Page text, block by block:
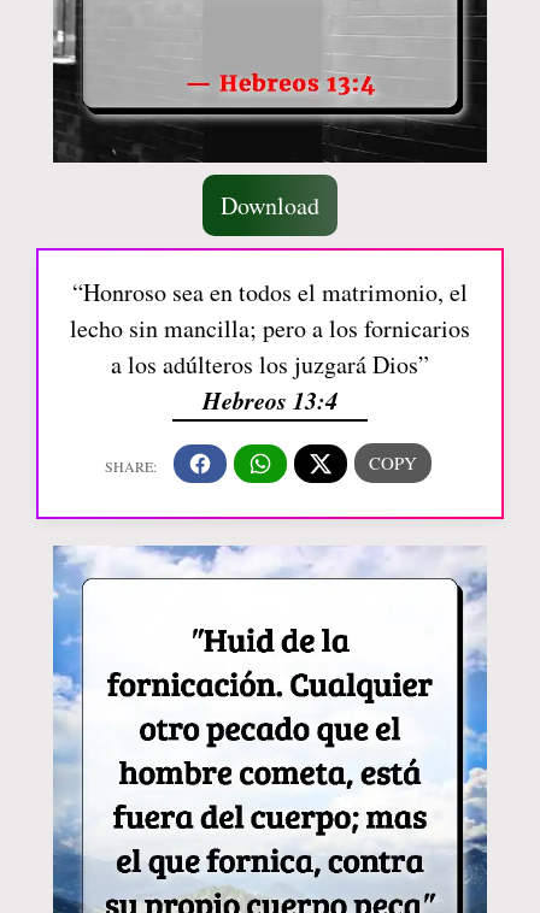
Download
“Honroso sea en todos el matrimonio, el
lecho sin mancilla; pero a los fornicarios
a los adúlteros los juzgará Dios”
Hebreos 13:4